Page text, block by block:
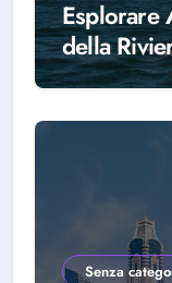
Esplorare
della
Senza